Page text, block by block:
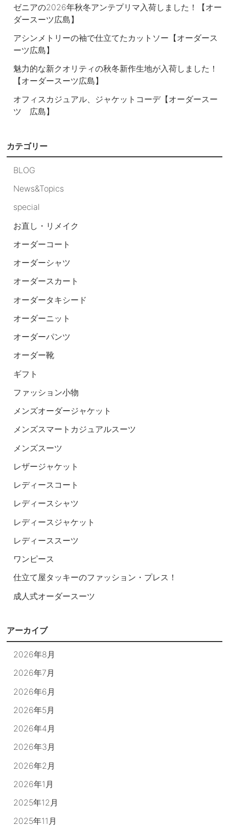
ゼニアの2026年秋冬アンテプリマ入荷しました！【オー
ダースーツ広島】
アシンメトリーの袖で仕立てたカットソー【オーダース
ーツ広島】
魅力的な新クオリティの秋冬新作生地が入荷しました！
【オーダースーツ広島】
オフィスカジュアル、ジャケットコーデ【オーダースー
ツ 広島】
カテゴリー
BLOG
News&Topics
special
お直し・リメイク
オーダーコート
オーダーシャツ
オーダースカート
オーダータキシード
オーダーニット
オーダーパンツ
オーダー靴
ギフト
ファッション小物
メンズオーダージャケット
メンズスマートカジュアルスーツ
メンズスーツ
レザージャケット
レディースコート
レディースシャツ
レディースジャケット
レディーススーツ
ワンピース
仕立て屋タッキーのファッション・プレス！
成人式オーダースーツ
アーカイブ
2026年8月
2026年7月
2026年6月
2026年5月
2026年4月
2026年3月
2026年2月
2026年1月
2025年12月
2025年11月